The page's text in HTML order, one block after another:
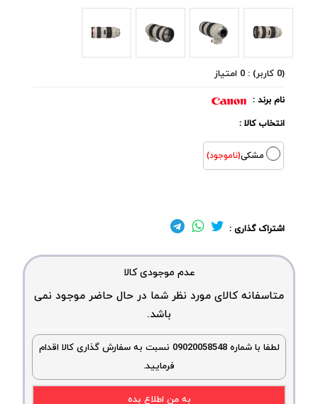
(0 کاربر) : 0 امتیاز
نام برند :
انتخاب کالا :
مشکی(ناموجود)
اشتراک گذاری :
عدم موجودی کالا
متاسفانه کالای مورد نظر شما در حال حاضر موجود نمی
باشد.
لطفا با شماره 09020058548 نسبت به سفارش گذاری کالا اقدام
فرمایید.
به من اطلاع بده